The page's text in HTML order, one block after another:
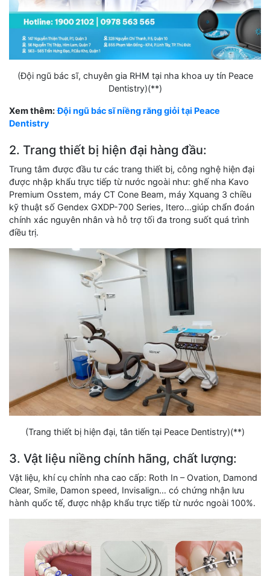
(Đội ngũ bác sĩ, chuyên gia RHM tại nha khoa uy tín Peace
Dentistry)(**)
Xem thêm: Đội ngũ bác sĩ niềng răng giỏi tại Peace
Dentistry
2. Trang thiết bị hiện đại hàng đầu:
Trung tâm được đầu tư các trang thiết bị, công nghệ hiện đại
được nhập khẩu trực tiếp từ nước ngoài như: ghế nha Kavo
Premium Osstem, máy CT Cone Beam, máy Xquang 3 chiều
kỹ thuật số Gendex GXDP-700 Series, Itero…giúp chẩn đoán
chính xác nguyên nhân và hỗ trợ tối đa trong suốt quá trình
điều trị.
(Trang thiết bị hiện đại, tân tiến tại Peace Dentistry)(**)
3. Vật liệu niềng chính hãng, chất lượng:
Vật liệu, khí cụ chỉnh nha cao cấp: Roth In – Ovation, Damond
Clear, Smile, Damon speed, Invisalign… có chứng nhận lưu
hành quốc tế, được nhập khẩu trực tiếp từ nước ngoài 100%.